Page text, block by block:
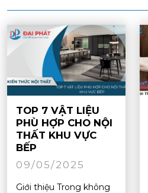
TOP 7 VẬT LIỆU
PHÙ HỢP CHO NỘI
THẤT KHU VỰC
BẾP
09/05/2025
Giới thiệu Trong không